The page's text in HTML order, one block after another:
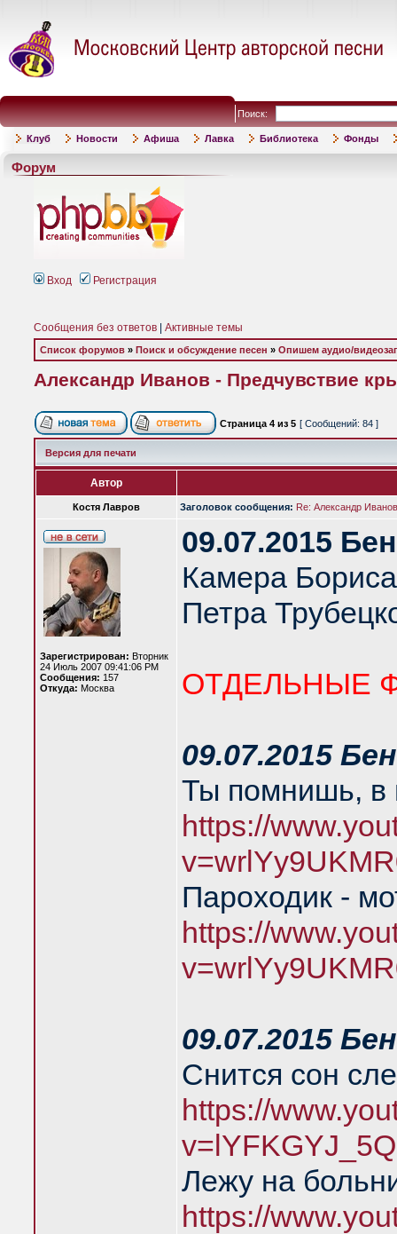
Поиск:
Клуб Новости Афиша Лавка Библиотека Фонды
Форум
Вход Регистрация
Сообщения без ответов Активные темы
Список форумов » Поиск и обсуждение песен » Опишем аудио/
Александр Иванов - Предчувствие
Страница 4 из 5 [ Сообщений: 84 ]
Версия для печати
Автор
Костя Лавров Заголовок сообщения: Re: Александр
Зарегистрирован: Вторник
24 Июль 2007 09:41:06 PM
Сообщения: 157
Откуда: Москва
09.07.2015
Камера
Петра
ОТДЕЛЬНЫЕ
09.07.2015
Ты помнишь, в
https://
Пароходик -
https://
09.07.2015
Снится сон
https://
Лежу на
https://